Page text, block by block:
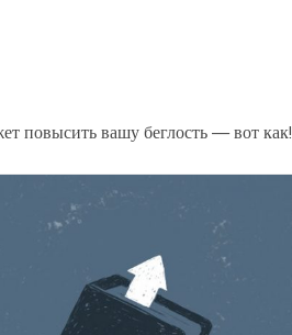
повысить вашу беглость — вот как!